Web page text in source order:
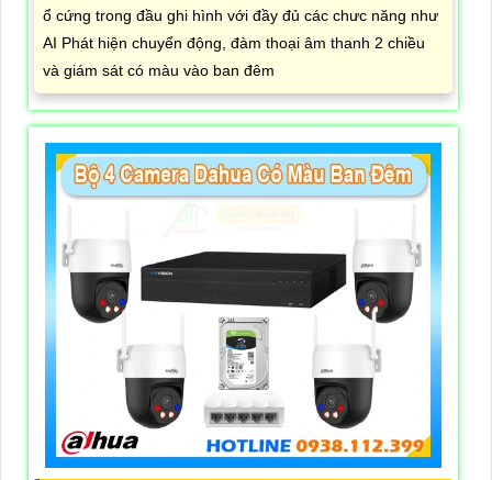
ổ cứng trong đầu ghi hình với đầy đủ các chưc năng như
AI Phát hiện chuyển động, đàm thoại âm thanh 2 chiều
và giám sát có màu vào ban đêm